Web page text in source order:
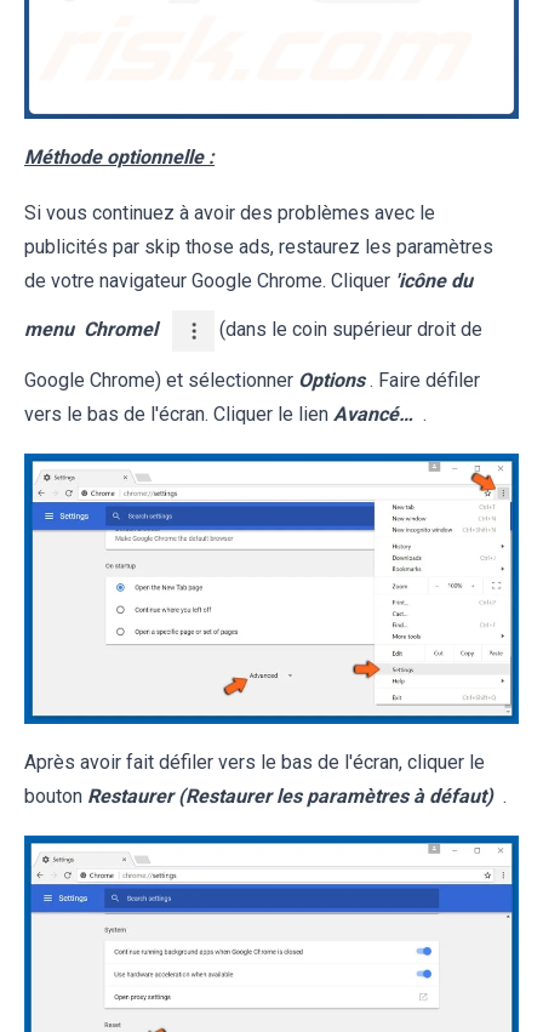
Méthode optionnelle :
Si vous continuez à avoir des problèmes avec le
publicités par skip those ads, restaurez les paramètres
de votre navigateur Google Chrome. Cliquer 'icône du
menu Chromel (dans le coin supérieur droit de
Google Chrome) et sélectionner Options . Faire défiler
vers le bas de l'écran. Cliquer le lien Avancé… .
Après avoir fait défiler vers le bas de l'écran, cliquer le
bouton Restaurer (Restaurer les paramètres à défaut) .